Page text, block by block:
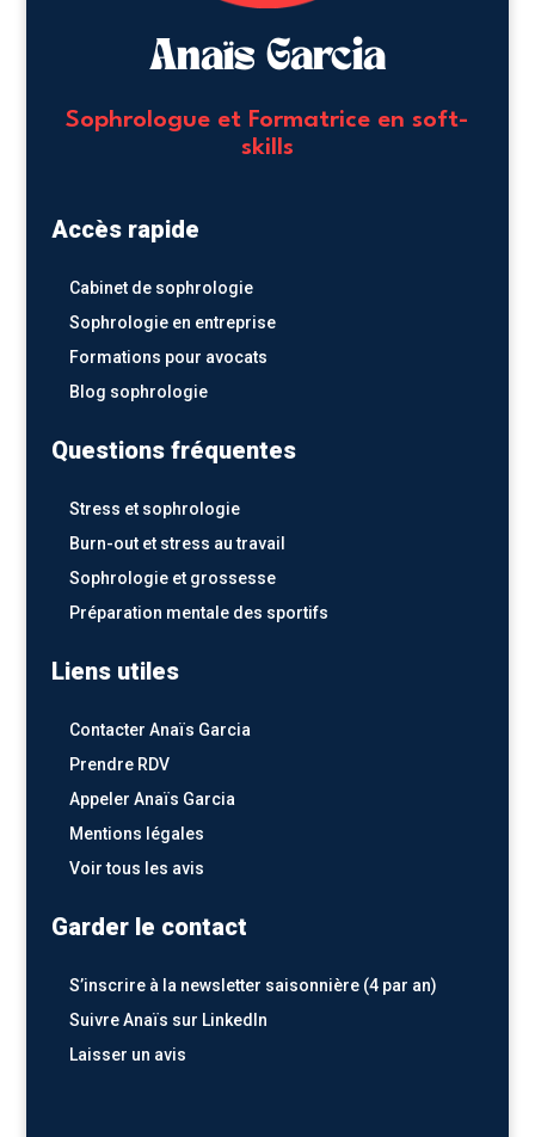
Anaïs Garcia
Sophrologue et Formatrice en soft-
skills
Accès rapide
Cabinet de sophrologie
Sophrologie en entreprise
Formations pour avocats
Blog sophrologie
Questions fréquentes
Stress et sophrologie
Burn-out et stress au travail
Sophrologie et grossesse
Préparation mentale des sportifs
Liens utiles
Contacter Anaïs Garcia
Prendre RDV
Appeler Anaïs Garcia
Mentions légales
Voir tous les avis
Garder le contact
S’inscrire à la newsletter saisonnière(4 par an)
Suivre Anaïs sur LinkedIn
Laisser un avis